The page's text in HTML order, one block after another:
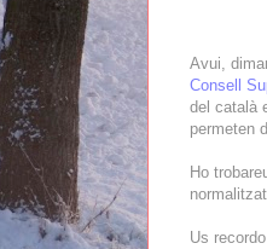
Avui,
Consell
del català
permeten
Ho
Us